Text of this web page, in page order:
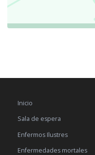
Inicio
Sala de espera
Enfermos Ilustres
Enfermedades mortales